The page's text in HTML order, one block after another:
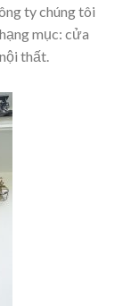
ty chúng tôi
mục: cửa
thất.